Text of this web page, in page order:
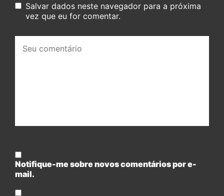
Salvar dados neste navegador para a próxima
vez que eu for comentar.
comentário:
Notifique-me sobre novos comentários por e-
mail.